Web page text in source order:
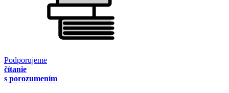
Podporujeme
čítanie
s porozumením